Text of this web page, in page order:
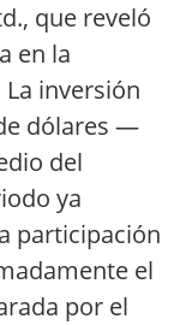
que reveló
en la
inversión
dólares —
del
ya
participación
el
por el